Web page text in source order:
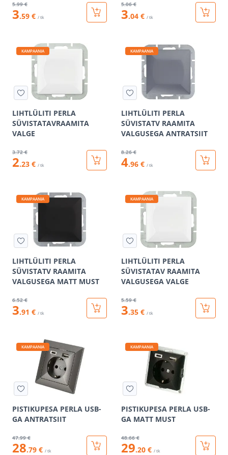
5.99 €
3.59 € / tk
5.06 €
3.04 € / tk
KAMPAANIA
LIHTLÜLITI PERLA
SÜVISTATAVRAAMITA
VALGE
3.72 €
2.23 € / tk
KAMPAANIA
LIHTLÜLITI PERLA
SÜVISTATV RAAMITA
VALGUSEGA ANTRATSIIT
8.26 €
4.96 € / tk
KAMPAANIA
LIHTLÜLITI PERLA
SÜVISTATV RAAMITA
VALGUSEGA MATT MUST
6.52 €
3.91 € / tk
KAMPAANIA
LIHTLÜLITI PERLA
SÜVISTATAV RAAMITA
VALGUSEGA VALGE
5.59 €
3.35 € / tk
KAMPAANIA
PISTIKUPESA PERLA USB-
GA ANTRATSIIT
47.99 €
28.79 € / tk
KAMPAANIA
PISTIKUPESA PERLA USB-
GA MATT MUST
48.66 €
29.20 € / tk